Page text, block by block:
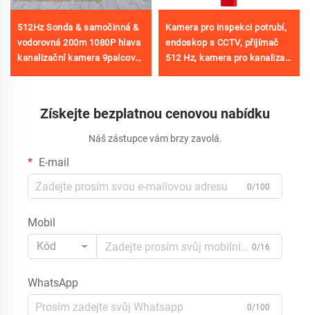
512Hz Sonda & samočinná &
vodorovná 200m 1080P hlava
kanalizační kamera 9palcová
Kamera pro inspekci potrubí,
endoskop s CCTV, přijímač
512 Hz, kamera pro kanalizaci
Získejte bezplatnou cenovou nabídku
Náš zástupce vám brzy zavolá.
E-mail
0/100
Mobil
Kód
0/16
WhatsApp
0/100